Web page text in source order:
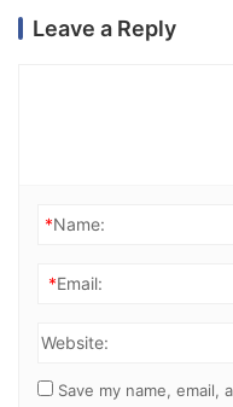
Leave a Reply
*Name:
*Email:
Website:
Save my name,